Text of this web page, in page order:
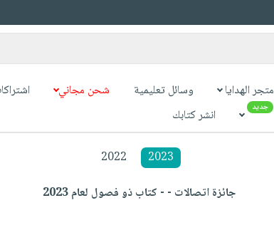
متجر الهدايا وسائل تعليمية شحن مجاني
جديد انشر كتابك
2023
2022
جائزة اتصالات - - كتاب ذو فصول لعام 2023